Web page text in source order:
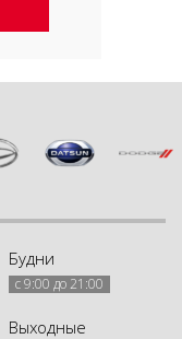
Будни
с 9:00 до 21:00
Выходные